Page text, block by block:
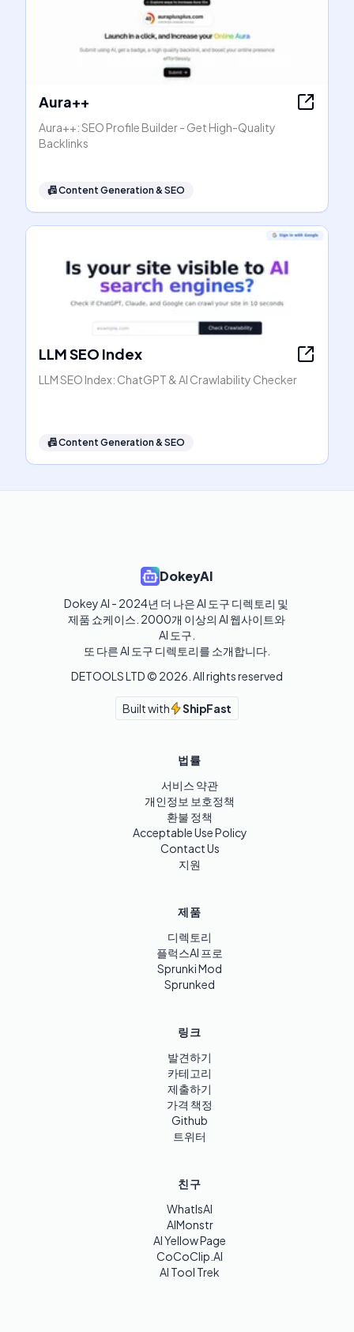
Aura++
Aura++: SEO Profile Builder - Get High-Quality
Backlinks
📠Content Generation & SEO
LLM SEO Index
LLM SEO Index: ChatGPT & AI Crawlability Checker
📠Content Generation & SEO
DokeyAI
Dokey AI - 2024년 더 나은 AI 도구 디렉토리 및
제품 쇼케이스. 2000개 이상의 AI 웹사이트와
AI 도구.
또 다른 AI 도구 디렉토리를 소개합니다.
DETOOLS LTD © 2026 . All rights reserved
Built with ShipFast
법률
서비스 약관
개인정보 보호정책
환불 정책
Acceptable Use Policy
Contact Us
지원
제품
디렉토리
플럭스AI 프로
Sprunki Mod
Sprunked
링크
발견하기
카테고리
제출하기
가격 책정
Github
트위터
친구
WhatIsAI
AIMonstr
AI Yellow Page
CoCoClip.AI
AI Tool Trek